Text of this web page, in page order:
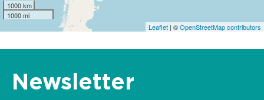
1000 km
1000 mi
Leaflet | ©OpenStreetMap contributors
Newsletter